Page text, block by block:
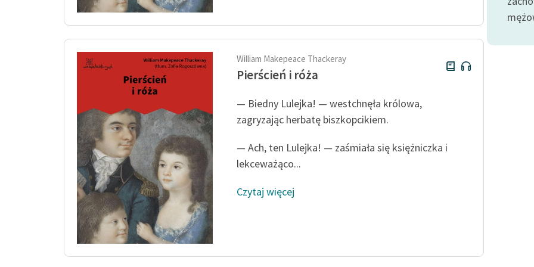
William Makepeace Thackeray
Pierścień i róża
— Biedny Lulejka! — westchnęła królowa,
zagryzając herbatę biszkopcikiem.
— Ach, ten Lulejka! — zaśmiała się księżniczka i
lekceważąco...
Czytaj więcej